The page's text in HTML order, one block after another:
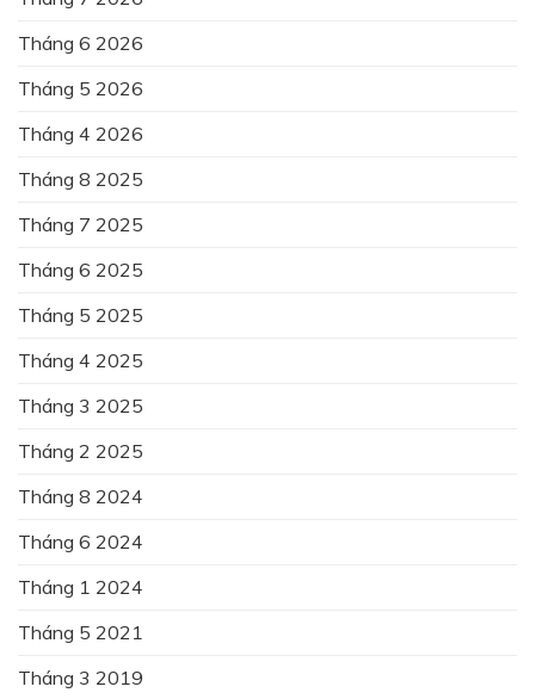
Tháng 6 2026
Tháng 5 2026
Tháng 4 2026
Tháng 8 2025
Tháng 7 2025
Tháng 6 2025
Tháng 5 2025
Tháng 4 2025
Tháng 3 2025
Tháng 2 2025
Tháng 8 2024
Tháng 6 2024
Tháng 1 2024
Tháng 5 2021
Tháng 3 2019